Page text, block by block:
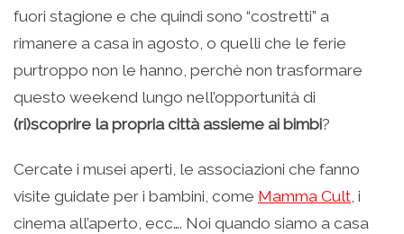
fuori stagione e che quindi sono “costretti” a
rimanere a casa in agosto, o quelli che le ferie
purtroppo non le hanno, perchè non trasformare
questo weekend lungo nell’opportunità di
(ri)scoprire la propria città assieme ai bimbi?
Cercate i musei aperti, le associazioni che fanno
visite guidate per i bambini, come Mamma Cult, i
cinema all’aperto, ecc…. Noi quando siamo a casa